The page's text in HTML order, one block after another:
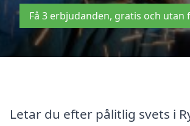
Få 3 erbjudanden, gratis och
Letar du efter pålitlig svets i